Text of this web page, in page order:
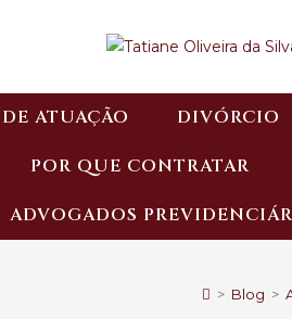
ATUAÇÃO DIVÓRCIO
POR QUE CONTRATAR
ADVOGADOS
> Blog >